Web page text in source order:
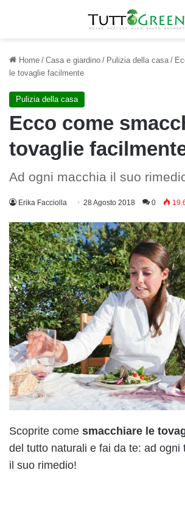
Home / Casa e giardino / Pulizia della casa /
le tovaglie facilmente
Pulizia della casa
Ecco come
tovaglie
Ad ogni macchia il suo
Erika Facciolla 28 Agosto 2018 0
Scoprite come smacchiare le
del tutto naturali e fai da te: ad ogni
il suo rimedio!